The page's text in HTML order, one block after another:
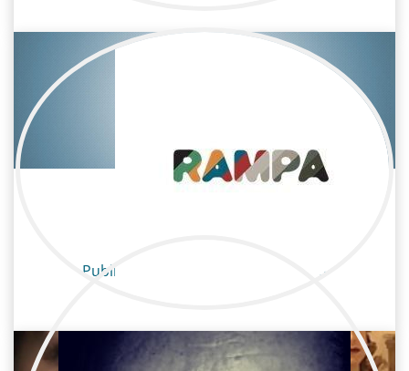
Publicidad / Maquillaje y peluquería